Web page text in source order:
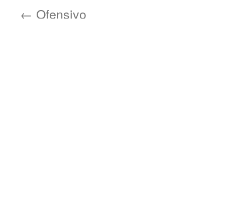
← Ofensivo